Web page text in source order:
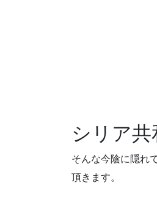
シリア
そんな今陰に隠れ
頂きます。